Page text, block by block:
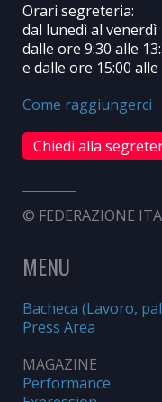
Orari segreteria:
dal lunedì al venerdì
dalle ore 9:30 alle
e dalle ore 15:00 alle
Come raggiungerci
Chiedi alla
© FEDERAZIONE
MENU
Bacheca (Lavoro,
Press Area
MAGAZINE
Performance